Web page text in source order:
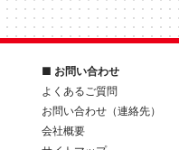
■ お問い合わせ
よくあるご質問
お問い合わせ（連絡先）
会社概要